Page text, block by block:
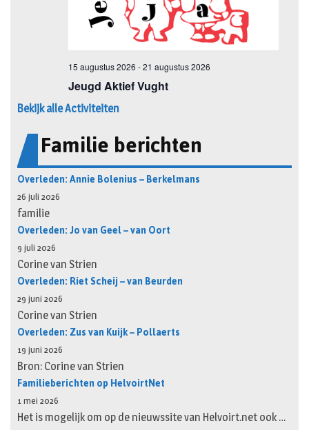
Bekijk alle Activiteiten
Familie berichten
Overleden: Annie Bolenius – Berkelmans
26 juli 2026
familie
Overleden: Jo van Geel – van Oort
9 juli 2026
Corine van Strien
Overleden: Riet Scheij – van Beurden
29 juni 2026
Corine van Strien
Overleden: Zus van Kuijk – Pollaerts
19 juni 2026
Bron: Corine van Strien
Familieberichten op HelvoirtNet
1 mei 2026
Het is mogelijk om op de nieuwssite van Helvoirt.net ook …